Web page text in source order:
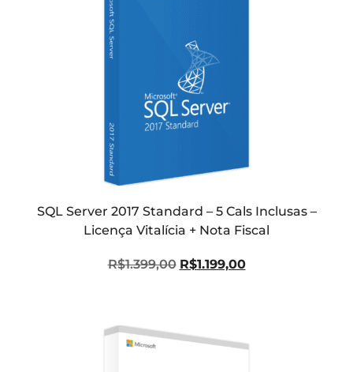
SQL Server 2017 Standard – 5 Cals Inclusas –
Licença Vitalícia + Nota Fiscal
R$1.399,00 R$1.199,00